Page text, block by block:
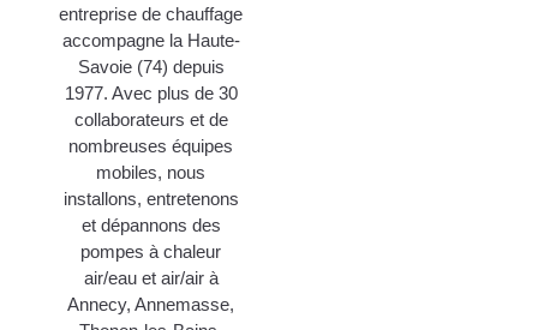
entreprise de chauffage
accompagne la Haute-
Savoie (74) depuis
1977. Avec plus de 30
collaborateurs et de
nombreuses équipes
mobiles, nous
installons, entretenons
et dépannons des
pompes à chaleur
air/eau et air/air à
Annecy, Annemasse,